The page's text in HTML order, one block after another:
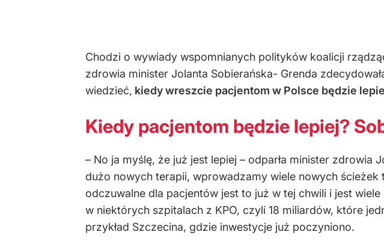
Chodzi o wywiady wspomnianych polityków koalicji
zdrowia minister Jolanta Sobierańska- Grenda
wiedzieć, kiedy wreszcie pacjentom w Polsce będzie
Kiedy pacjentom będzie lepiej?
– No ja myślę, że już jest lepiej – odparła minister
dużo nowych terapii, wprowadzamy wiele nowych
odczuwalne dla pacjentów jest to już w tej chwili i jest
w niektórych szpitalach z KPO, czyli 18 miliardów, które
przykład Szczecina, gdzie inwestycje już poczyniono.